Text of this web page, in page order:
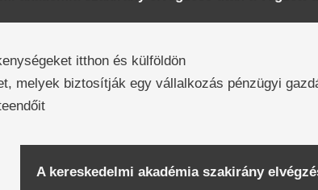
itthon és külföldön
melyek biztosítják egy vállalkozás pénzügyi
A kereskedelmi akadémia szakirány